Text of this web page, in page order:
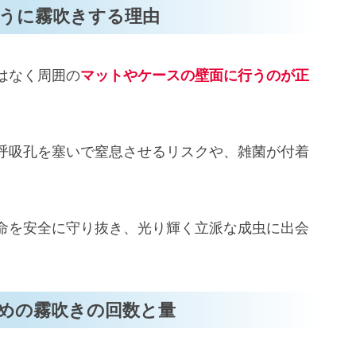
に霧吹きする理由
なく周囲のマットやケースの壁面に行うのが正
孔を塞いで窒息させるリスクや、雑菌が付着
安全に守り抜き、光り輝く立派な成虫に出会
の霧吹きの回数と量